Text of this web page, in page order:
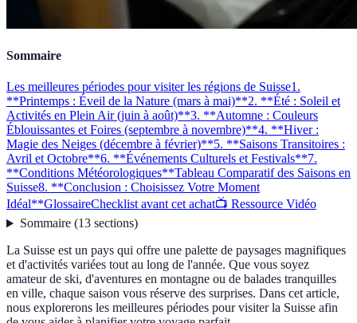
Sommaire
Les meilleures périodes pour visiter les régions de Suisse1.
**Printemps : Éveil de la Nature (mars à mai)**2. **Été : Soleil et
Activités en Plein Air (juin à août)**3. **Automne : Couleurs
Éblouissantes et Foires (septembre à novembre)**4. **Hiver :
Magie des Neiges (décembre à février)**5. **Saisons Transitoires :
Avril et Octobre**6. **Événements Culturels et Festivals**7.
**Conditions Météorologiques**Tableau Comparatif des Saisons en
Suisse8. **Conclusion : Choisissez Votre Moment
Idéal**GlossaireChecklist avant cet achat📺 Ressource Vidéo
Sommaire(13 sections)
La Suisse est un pays qui offre une palette de paysages magnifiques
et d'activités variées tout au long de l'année. Que vous soyez
amateur de ski, d'aventures en montagne ou de balades tranquilles
en ville, chaque saison vous réserve des surprises. Dans cet article,
nous explorerons les meilleures périodes pour visiter la Suisse afin